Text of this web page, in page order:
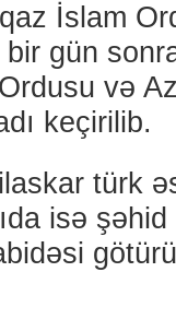
İslam
gün
və
keçirilib.
türk
isə